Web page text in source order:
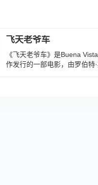
飞天老爷车
《飞天老爷车》是Buena
作发行的一部电影，由罗伯特